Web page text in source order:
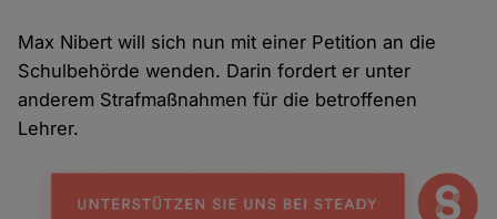
Max Nibert will sich nun mit einer Petition an die
Schulbehörde wenden. Darin fordert er unter
anderem Strafmaßnahmen für die betroffenen
Lehrer.